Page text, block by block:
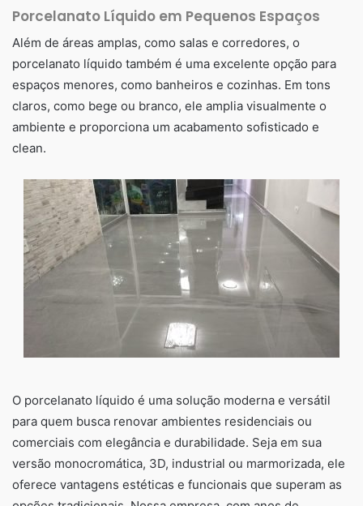
Porcelanato Líquido em Pequenos Espaços
Além de áreas amplas, como salas e corredores, o
porcelanato líquido também é uma excelente opção para
espaços menores, como banheiros e cozinhas. Em tons
claros, como bege ou branco, ele amplia visualmente o
ambiente e proporciona um acabamento sofisticado e
clean.
O porcelanato líquido é uma solução moderna e versátil
para quem busca renovar ambientes residenciais ou
comerciais com elegância e durabilidade. Seja em sua
versão monocromática, 3D, industrial ou marmorizada, ele
oferece vantagens estéticas e funcionais que superam as